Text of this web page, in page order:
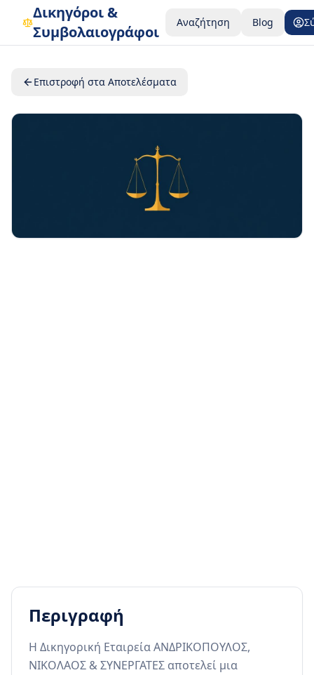
Δικηγόροι &
Συμβολαιογράφοι
Αναζήτηση Blog
Επιστροφή στα Αποτελέσματα
Περιγραφή
Η Δικηγορική Εταιρεία ΑΝΔΡΙΚΟΠΟΥΛΟΣ,
ΝΙΚΟΛΑΟΣ & ΣΥΝΕΡΓΑΤΕΣ αποτελεί μια